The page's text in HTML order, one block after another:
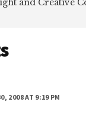
and Creative
2008 AT 9:19 PM